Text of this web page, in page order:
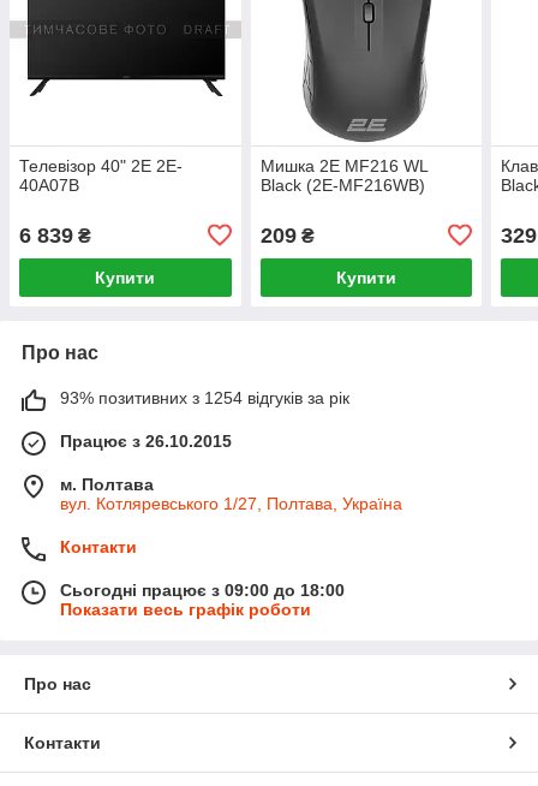
Телевізор 40" 2E 2E-
40A07B
6 839 ₴
Купити
Мишка 2E MF216 WL
Black (2E-MF216WB)
209₴
Купити
329
Про нас
93% позитивних з 1254 відгуків за рік
Працює з 26.10.2015
м. Полтава
вул. Котляревського 1/27, Полтава, Україна
Контакти
Сьогодні працює з 09:00 до 18:00
Показати весь графік роботи
Про нас
Контакти